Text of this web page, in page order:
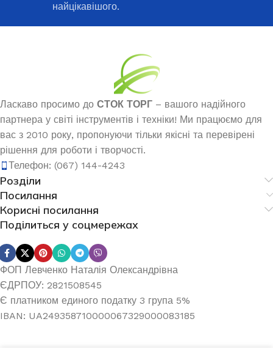
найцікавішого.
Ласкаво просимо до СТОК ТОРГ – вашого надійного
партнера у світі інструментів і техніки! Ми працюємо для
вас з 2010 року, пропонуючи тільки якісні та перевірені
рішення для роботи і творчості.
Телефон: (067) 144-4243
Розділи
Посилання
Корисні посилання
Поділиться у соцмережах
ФОП Левченко Наталія Олександрівна
ЄДРПОУ: 2821508545
Є платником единого податку 3 група 5%
IBAN: UA249358710000067329000083185